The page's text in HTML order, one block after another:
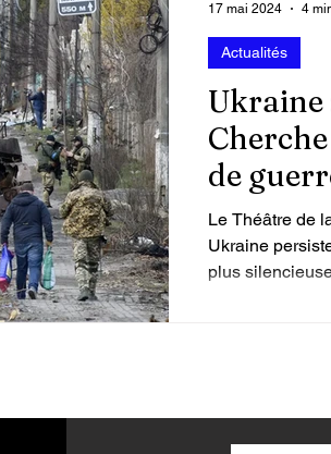
Ukraine
de
justice
Le Théâtre de
Ukraine
plus
Actualités
17 mai 2024
4